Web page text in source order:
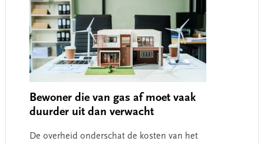
Bewoner die van gas af moet vaak
duurder uit dan verwacht
De overheid onderschat de kosten van het